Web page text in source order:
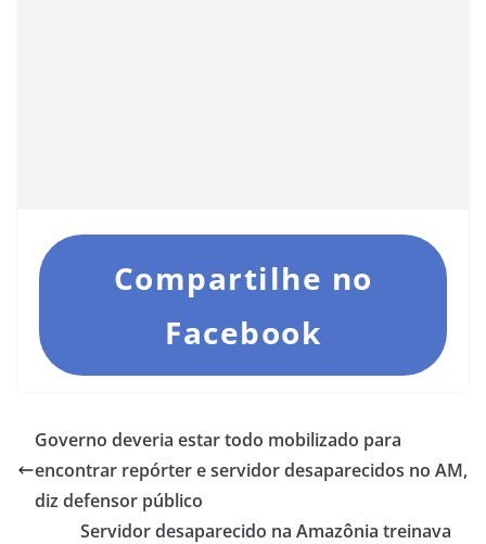
Compartilhe no
Facebook
Governo deveria estar todo mobilizado para
encontrar repórter e servidor desaparecidos no AM,
diz defensor público
Servidor desaparecido na Amazônia treinava